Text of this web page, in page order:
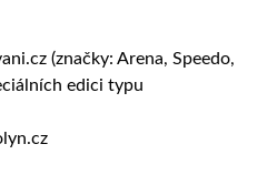
(značky: Arena, Speedo,
edici typu